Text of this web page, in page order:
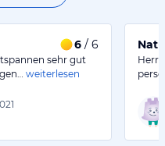
6 / 6
sehr gut
weiterlesen